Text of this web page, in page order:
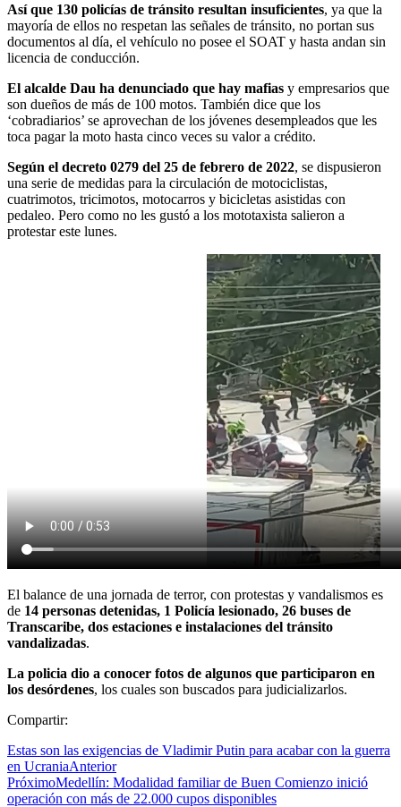
Así que 130 policías de tránsito resultan insuficientes, ya que la
mayoría de ellos no respetan las señales de tránsito, no portan sus
documentos al día, el vehículo no posee el SOAT y hasta andan sin
licencia de conducción.
El alcalde Dau ha denunciado que hay mafias y empresarios que
son dueños de más de 100 motos. También dice que los
‘cobradiarios’ se aprovechan de los jóvenes desempleados que les
toca pagar la moto hasta cinco veces su valor a crédito.
Según el decreto 0279 del 25 de febrero de 2022, se dispusieron
una serie de medidas para la circulación de motociclistas,
cuatrimotos, tricimotos, motocarros y bicicletas asistidas con
pedaleo. Pero como no les gustó a los mototaxista salieron a
protestar este lunes.
El balance de una jornada de terror, con protestas y vandalismos es
de 14 personas detenidas, 1 Policía lesionado, 26 buses de
Transcaribe, dos estaciones e instalaciones del tránsito
vandalizadas.
La policia dio a conocer fotos de algunos que participaron en
los desórdenes, los cuales son buscados para judicializarlos.
Compartir:
Estas son las exigencias de Vladimir Putin para acabar con la guerra
en UcraniaAnterior
PróximoMedellín: Modalidad familiar de Buen Comienzo inició
operación con más de 22.000 cupos disponibles